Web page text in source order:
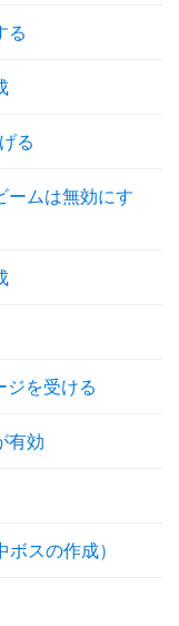
る
る
ームは無効にす
ジを受ける
有効
スの作成）